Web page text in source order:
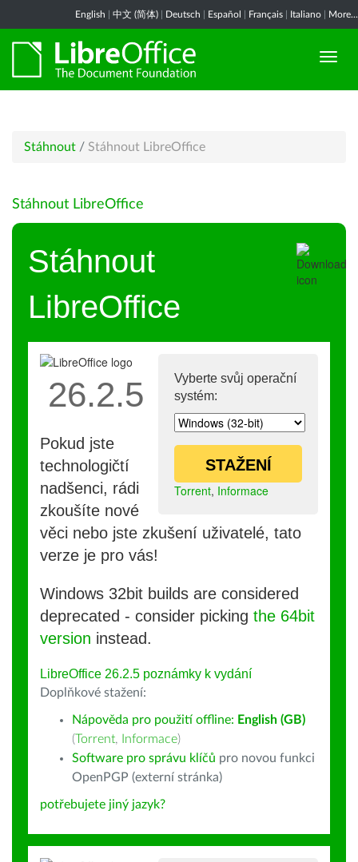
English 中文 (简体) Deutsch Español Français Italiano More...
Stáhnout / Stáhnout LibreOffice
Stáhnout LibreOffice
Stáhnout
LibreOffice
Vyberte svůj operační
systém:
STAŽENÍ
Torrent, Informace
26.2.5
Pokud jste
technologičtí
nadšenci, rádi
zkoušíte nové
věci nebo jste zkušení uživatelé, tato
verze je pro vás!
Windows 32bit builds are considered
deprecated - consider picking the 64bit
version instead.
LibreOffice 26.2.5 poznámky k vydání
Doplňkové stažení:
Nápověda pro použití offline: English (GB)
(Torrent, Informace)
Software pro správu klíčů pro novou funkci
OpenPGP (externí stránka)
potřebujete jiný jazyk?